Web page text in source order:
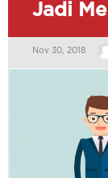
Jadi
Nov 30, 2018